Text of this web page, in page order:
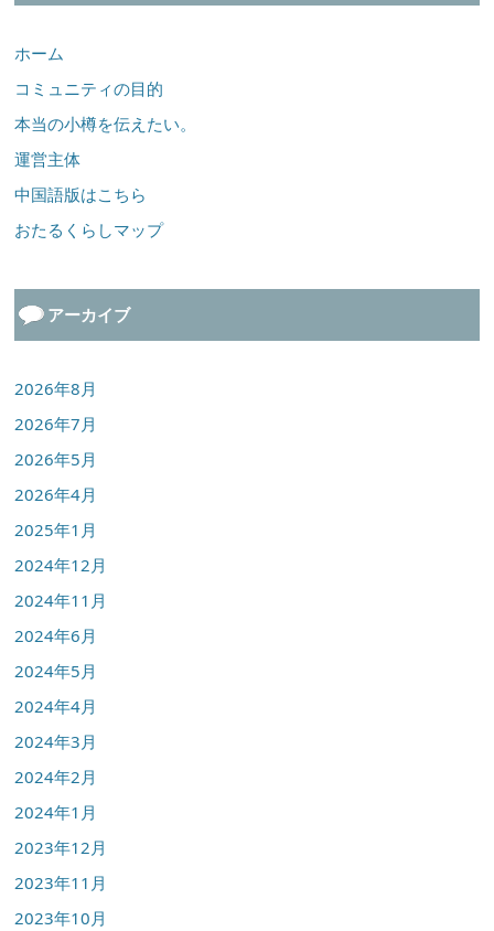
ホーム
コミュニティの目的
本当の小樽を伝えたい。
運営主体
中国語版はこちら
おたるくらしマップ
アーカイブ
2026年8月
2026年7月
2026年5月
2026年4月
2025年1月
2024年12月
2024年11月
2024年6月
2024年5月
2024年4月
2024年3月
2024年2月
2024年1月
2023年12月
2023年11月
2023年10月